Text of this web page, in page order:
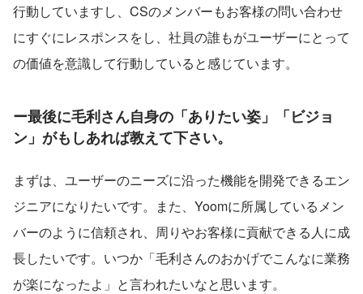
行動していますし、CSのメンバーもお客様の問い合わせ
にすぐにレスポンスをし、社員の誰もがユーザーにとって
の価値を意識して行動していると感じています。
ー最後に毛利さん自身の「ありたい姿」「ビジョ
ン」がもしあれば教えて下さい。
まずは、ユーザーのニーズに沿った機能を開発できるエン
ジニアになりたいです。また、Yoomに所属しているメン
バーのように信頼され、周りやお客様に貢献できる人に成
長したいです。いつか「毛利さんのおかげでこんなに業務
が楽になったよ」と言われたいなと思います。